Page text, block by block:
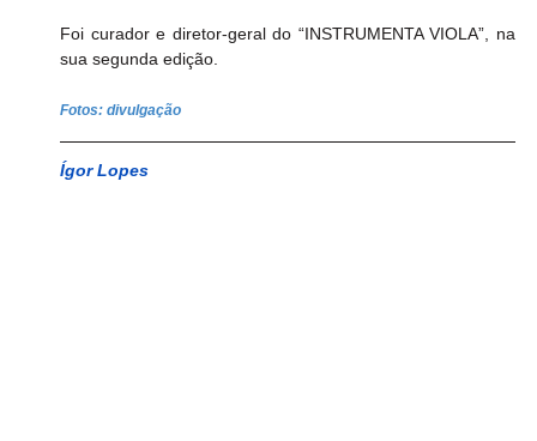
Foi curador e diretor-geral do “INSTRUMENTA VIOLA”, na
sua segunda edição.
Fotos: divulgação
Ígor Lopes